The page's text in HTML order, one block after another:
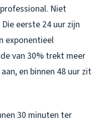
Niet
eerste 24 uur zijn
exponentieel
van 30% trekt meer
en binnen 48 uur zit
30 minuten ter